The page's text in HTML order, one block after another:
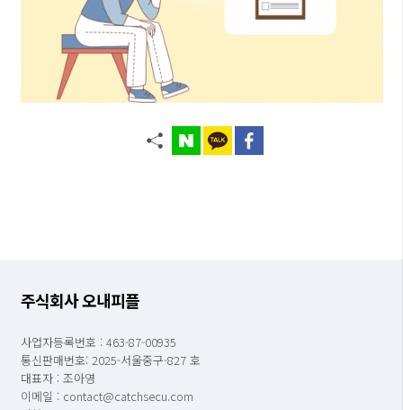
주식회사 오내피플
사업자등록번호 : 463-87-00935
통신판매번호: 2025-서울중구-827 호
대표자 : 조아영
이메일 : contact@catchsecu.com